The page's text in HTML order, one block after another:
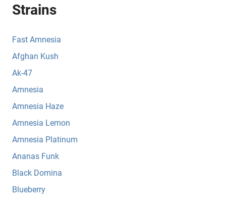
Strains
Fast Amnesia
Afghan Kush
Ak-47
Amnesia
Amnesia Haze
Amnesia Lemon
Amnesia Platinum
Ananas Funk
Black Domina
Blueberry